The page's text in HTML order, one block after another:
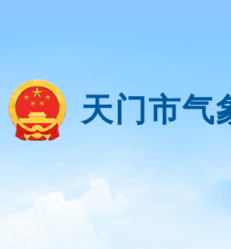
天门市气